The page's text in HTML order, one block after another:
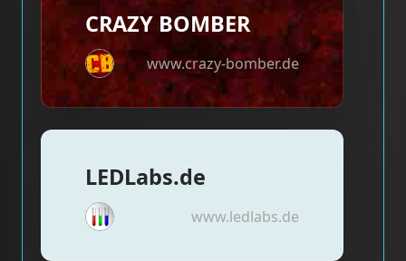
CRAZY BOMBER
www.crazy-bomber.de
LEDLabs.de
www.ledlabs.de